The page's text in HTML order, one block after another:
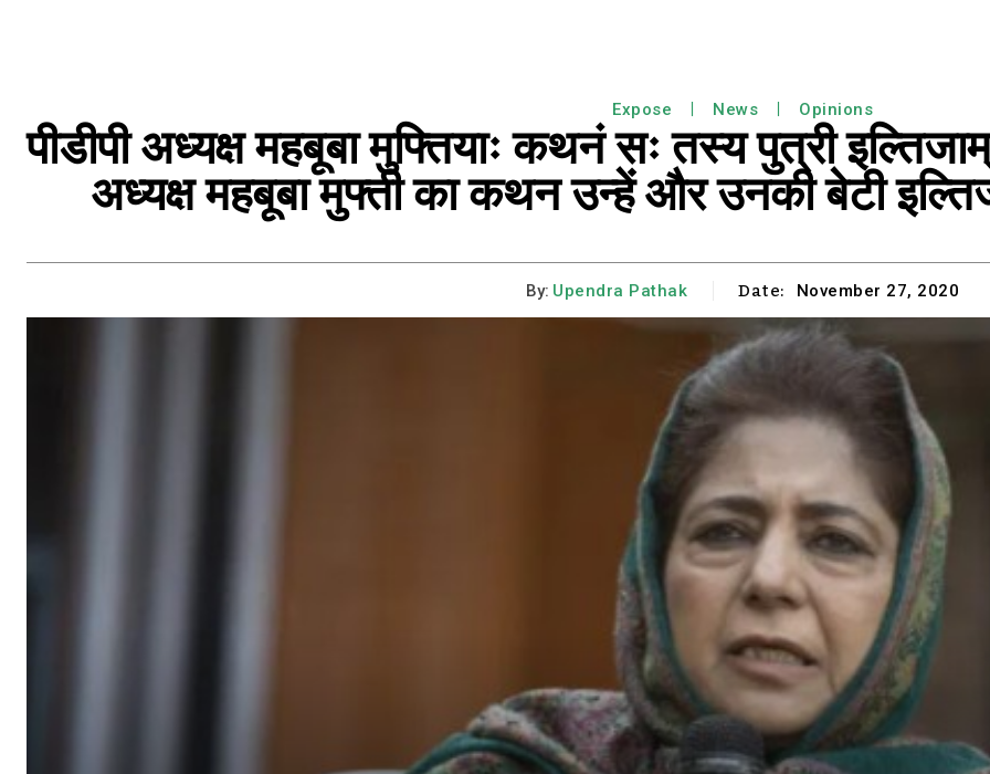
Expose News Opinions
पीडीपी अध्यक्ष महबूबा मुफ्तियाः कथनं सः तस्य पुत्री
अध्यक्ष महबूबा मुफ्ती का कथन उन्हें और उनकी बेटी
By: Upendra Pathak Date: November 27, 2020